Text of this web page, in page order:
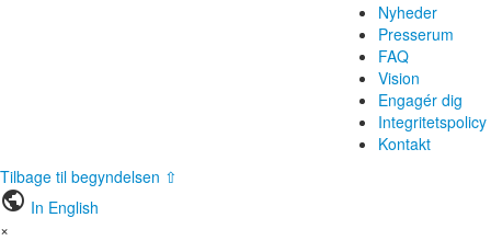
Nyheder
Presserum
FAQ
Vision
Engagér dig
Integritetspolicy
Kontakt
Tilbage til begyndelsen ⇧
public In English
×